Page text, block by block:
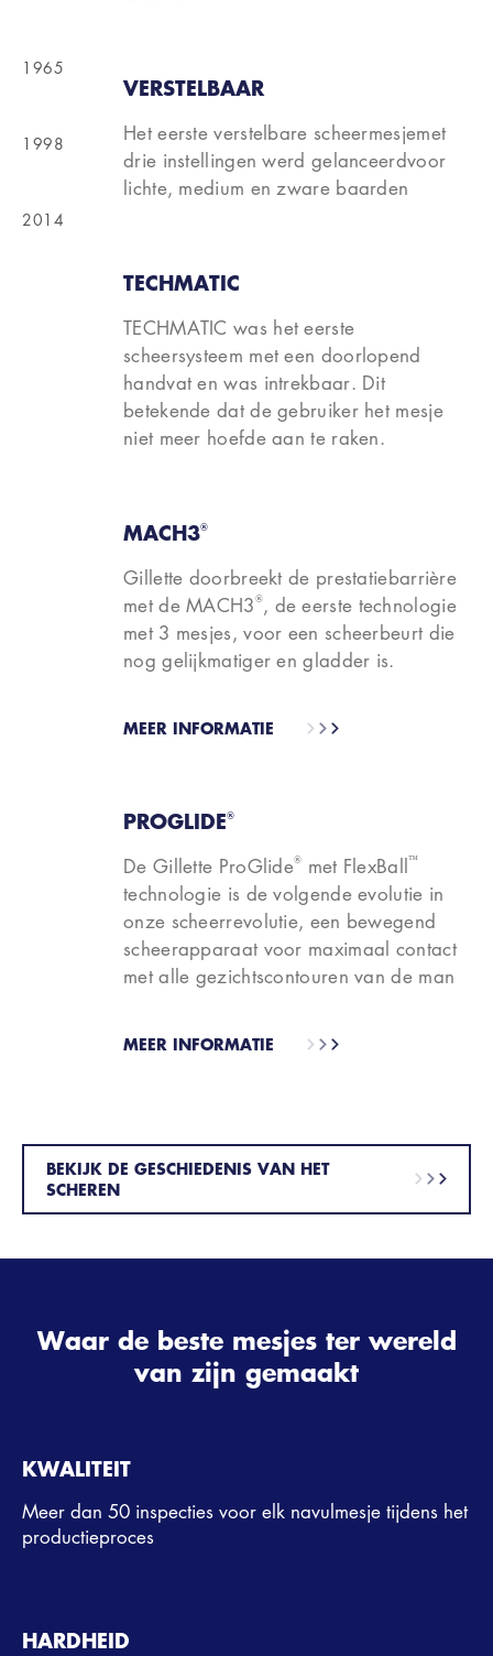
1965
1998
2014
VERSTELBAAR
Het eerste verstelbare scheermesjemet
drie instellingen werd gelanceerdvoor
lichte, medium en zware baarden
TECHMATIC
TECHMATIC was het eerste
scheersysteem met een doorlopend
handvat en was intrekbaar. Dit
betekende dat de gebruiker het mesje
niet meer hoefde aan te raken.
MACH3®
Gillette doorbreekt de prestatiebarrière
met de MACH3®, de eerste technologie
met 3 mesjes, voor een scheerbeurt die
nog gelijkmatiger en gladder is.
MEER INFORMATIE
PROGLIDE®
De Gillette ProGlide® met FlexBall™
technologie is de volgende evolutie in
onze scheerrevolutie, een bewegend
scheerapparaat voor maximaal contact
met alle gezichtscontouren van de man
MEER INFORMATIE
BEKIJK DE GESCHIEDENIS VAN HET
SCHEREN
Waar de beste mesjes ter wereld
van zijn gemaakt
KWALITEIT
Meer dan 50 inspecties voor elk navulmesje tijdens het
productieproces
HARDHEID